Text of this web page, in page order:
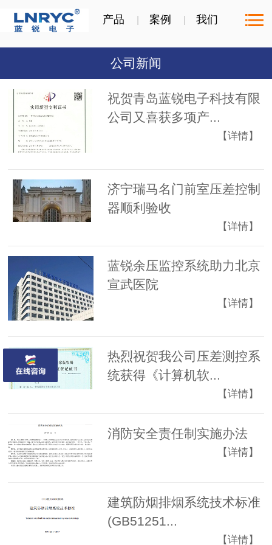
产品 案例 我们
公司新闻
祝贺青岛蓝锐电子科技有限
公司又喜获多项产...
【详情】
济宁瑞马名门前室压差控制
器顺利验收
【详情】
蓝锐余压监控系统助力北京
宣武医院
【详情】
热烈祝贺我公司压差测控系
统获得《计算机软...
【详情】
消防安全责任制实施办法
【详情】
建筑防烟排烟系统技术标准
(GB51251...
【详情】